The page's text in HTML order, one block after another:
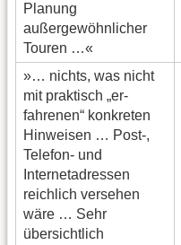
Planung
außergewöhnlicher
Touren …«
»… nichts, was nicht
mit praktisch „er-
fahrenen“ konkreten
Hinweisen … Post-,
Telefon- und
Internetadressen
reichlich versehen
wäre … Sehr
übersichtlich